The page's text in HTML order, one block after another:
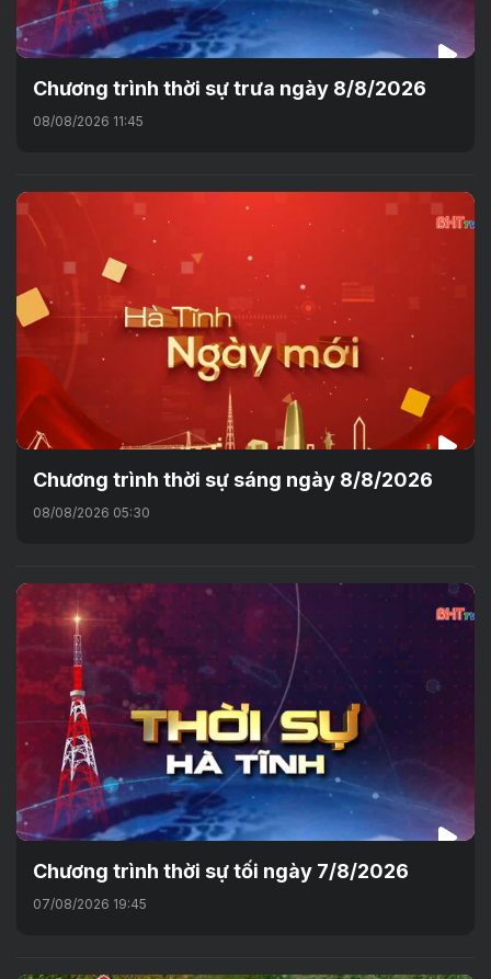
Chương trình thời sự trưa ngày 8/8/2026
08/08/2026 11:45
Chương trình thời sự sáng ngày 8/8/2026
08/08/2026 05:30
Chương trình thời sự tối ngày 7/8/2026
07/08/2026 19:45